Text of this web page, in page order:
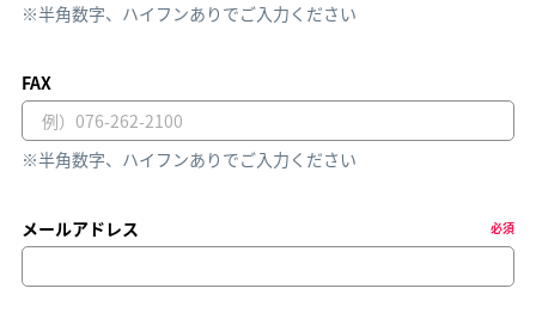
※半角数字、ハイフンありでご入力ください
FAX
※半角数字、ハイフンありでご入力ください
メールアドレス 必須